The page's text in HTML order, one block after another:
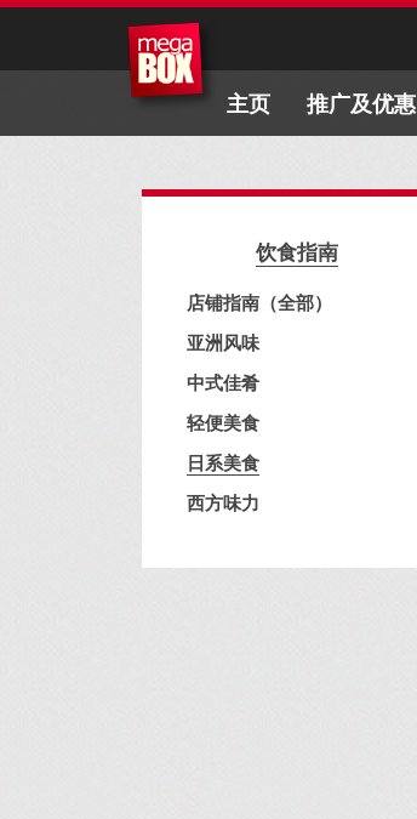
主页 推广及优惠
饮食指南
店铺指南（全部）
亚洲风味
中式佳肴
轻便美食
日系美食
西方味力